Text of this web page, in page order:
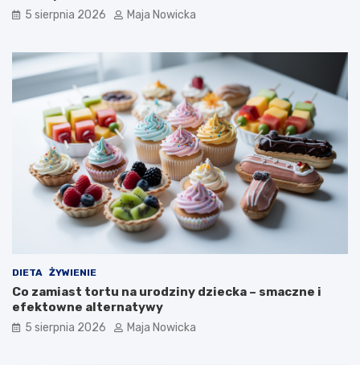
5 sierpnia 2026 Maja Nowicka
DIETA ŻYWIENIE
Co zamiast tortu na urodziny dziecka – smaczne i
efektowne alternatywy
5 sierpnia 2026 Maja Nowicka